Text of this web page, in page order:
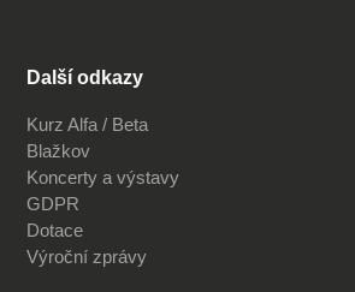
Další odkazy
Kurz Alfa / Beta
Blažkov
Koncerty a výstavy
GDPR
Dotace
Výroční zprávy